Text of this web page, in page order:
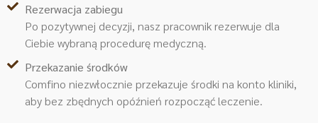
Rezerwacja zabiegu
Po pozytywnej decyzji, nasz pracownik rezerwuje dla
Ciebie wybraną procedurę medyczną.
Przekazanie środków
Comfino niezwłocznie przekazuje środki na konto kliniki,
aby bez zbędnych opóźnień rozpocząć leczenie.